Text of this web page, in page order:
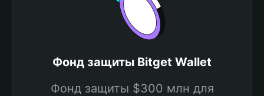
Фонд защиты Bitget Wallet
Фонд защиты $300 млн для